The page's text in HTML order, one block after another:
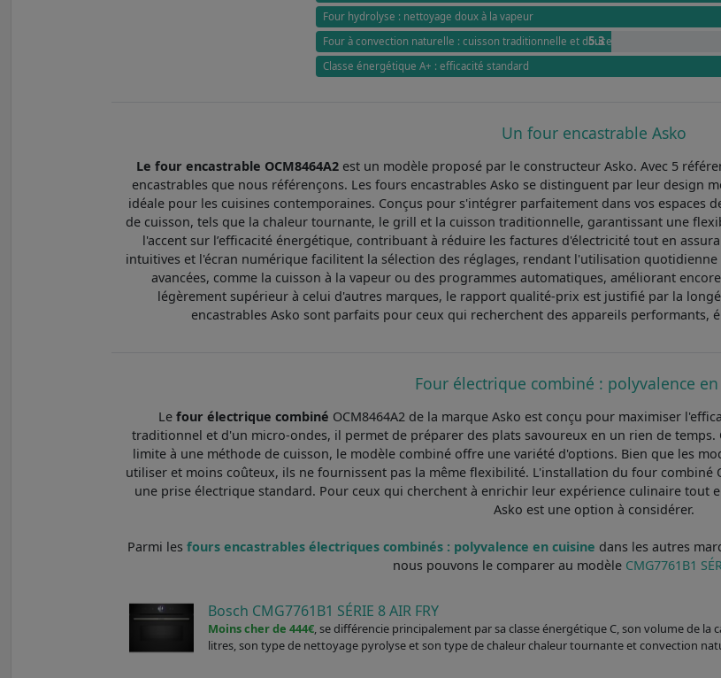
Four hydrolyse : nettoyage doux à la vapeur
Four à convection naturelle : cuisson traditionnelle et douce
5.3
Classe énergétique A+ : efficacité standard
Un four encastrable Asko
Le four encastrable OCM8464A2 est un modèle proposé par le constructeur Asko. Avec 5
encastrables que nous référençons. Les fours encastrables Asko se distinguent par leur design
idéale pour les cuisines contemporaines. Conçus pour s'intégrer parfaitement dans vos espaces
de cuisson, tels que la chaleur tournante, le grill et la cuisson traditionnelle, garantissant une
l'accent sur l’efficacité énergétique, contribuant à réduire les factures d'électricité tout en
intuitives et l'écran numérique facilitent la sélection des réglages, rendant l'utilisation
avancées, comme la cuisson à la vapeur ou des programmes automatiques, améliorant
légèrement supérieur à celui d'autres marques, le rapport qualité-prix est justifié par la
encastrables Asko sont parfaits pour ceux qui recherchent des appareils performants,
Four électrique combiné : polyvalence
Lefour électrique combiné OCM8464A2 de la marque Asko est conçu pour maximiser
traditionnel et d'un micro-ondes, il permet de préparer des plats savoureux en un rien de
limite à une méthode de cuisson, le modèle combiné offre une variété d'options. Bien que les
utiliser et moins coûteux, ils ne fournissent pas la même flexibilité. L'installation du four combiné
une prise électrique standard. Pour ceux qui cherchent à enrichir leur expérience culinaire tout
Asko est une option à considérer.
Parmi les fours encastrables électriques combinés : polyvalence en cuisine dans les autres
nous pouvons le comparer au modèle CMG7761B1
Bosch CMG7761B1 SÉRIE 8 AIR FRY
Moins cher de 444€, se différencie principalement par sa classe énergétique C, son volume de la
litres, son type de nettoyage pyrolyse et son type de chaleur chaleur tournante et convection